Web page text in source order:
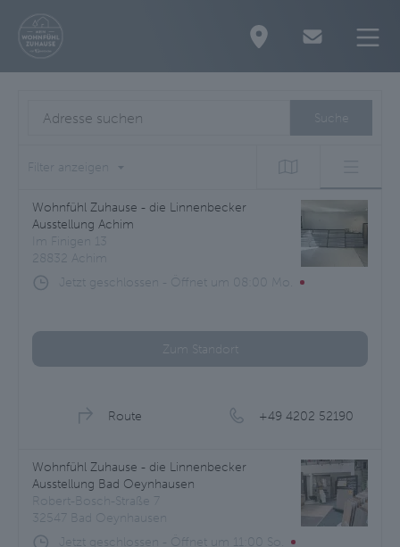
Suche
Filter anzeigen
Wohnfühl Zuhause - die Linnenbecker
Ausstellung Achim
Im Finigen 13
28832 Achim
Jetzt geschlossen - Öffnet um 08:00 Mo.
Zum Standort
Route +49 4202 52190
Wohnfühl Zuhause - die Linnenbecker
Ausstellung Bad Oeynhausen
Robert-Bosch-Straße 7
32547 Bad Oeynhausen
Jetzt geschlossen - Öffnet um 11:00 So.